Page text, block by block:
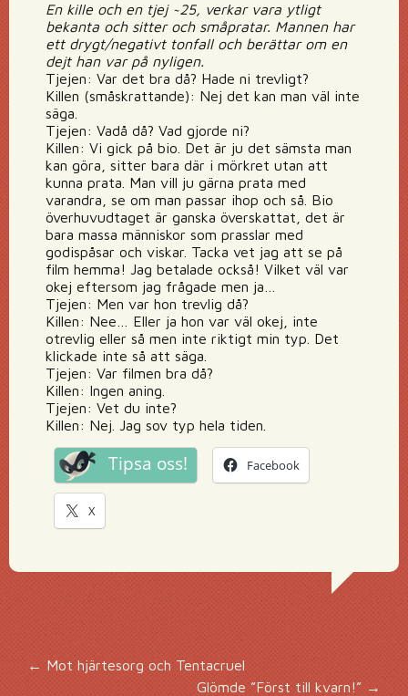
En kille och en tjej ~25, verkar vara ytligt
bekanta och sitter och småpratar. Mannen har
ett drygt/negativt tonfall och berättar om en
dejt han var på nyligen.
Tjejen: Var det bra då? Hade ni trevligt?
Killen (småskrattande): Nej det kan man väl inte
säga.
Tjejen: Vadå då? Vad gjorde ni?
Killen: Vi gick på bio. Det är ju det sämsta man
kan göra, sitter bara där i mörkret utan att
kunna prata. Man vill ju gärna prata med
varandra, se om man passar ihop och så. Bio
överhuvudtaget är ganska överskattat, det är
bara massa människor som prasslar med
godispåsar och viskar. Tacka vet jag att se på
film hemma! Jag betalade också! Vilket väl var
okej eftersom jag frågade men ja…
Tjejen: Men var hon trevlig då?
Killen: Nee… Eller ja hon var väl okej, inte
otrevlig eller så men inte riktigt min typ. Det
klickade inte så att säga.
Tjejen: Var filmen bra då?
Killen: Ingen aning.
Tjejen: Vet du inte?
Killen: Nej. Jag sov typ hela tiden.
Tipsa oss! Facebook
X
Inläggsnavigering
← Mot hjärtesorg och Tentacruel
Glömde ”Först till kvarn!”→